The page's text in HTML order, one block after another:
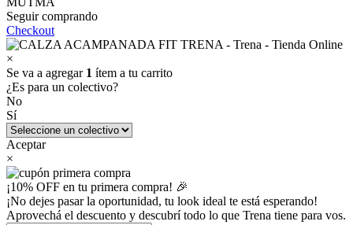
Seguir comprando
Checkout
×
Se va a agregar 1 ítem a tu carrito
¿Es para un colectivo?
No
Sí
Aceptar
×
¡10% OFF en tu primera compra! 🎉
¡No dejes pasar la oportunidad, tu look ideal te está esperando!
Aprovechá el descuento y descubrí todo lo que Trena tiene para vos.